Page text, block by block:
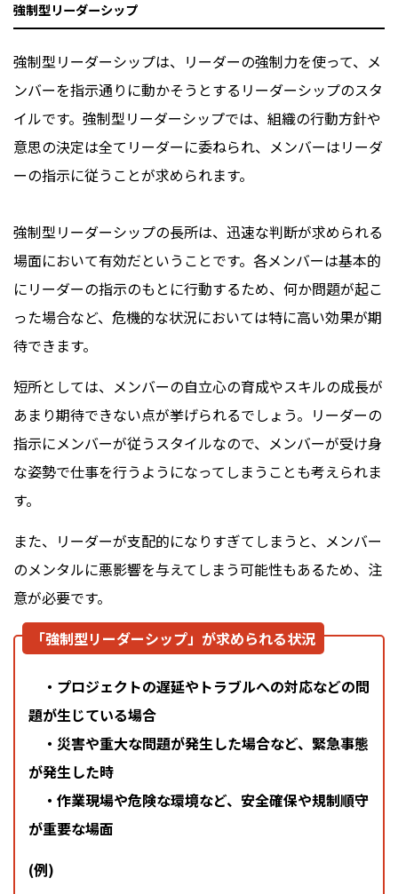
強制型リーダーシップ
強制型リーダーシップは、リーダーの強制力を使って、メ
ンバーを指示通りに動かそうとするリーダーシップのスタ
イルです。強制型リーダーシップでは、組織の行動方針や
意思の決定は全てリーダーに委ねられ、メンバーはリーダ
ーの指示に従うことが求められます。
強制型リーダーシップの長所は、迅速な判断が求められる
場面において有効だということです。各メンバーは基本的
にリーダーの指示のもとに行動するため、何か問題が起こ
った場合など、危機的な状況においては特に高い効果が期
待できます。
短所としては、メンバーの自立心の育成やスキルの成長が
あまり期待できない点が挙げられるでしょう。リーダーの
指示にメンバーが従うスタイルなので、メンバーが受け身
な姿勢で仕事を行うようになってしまうことも考えられま
す。
また、リーダーが支配的になりすぎてしまうと、メンバー
のメンタルに悪影響を与えてしまう可能性もあるため、注
意が必要です。
「強制型リーダーシップ」が求められる状況
・プロジェクトの遅延やトラブルへの対応などの問
題が生じている場合
・災害や重大な問題が発生した場合など、緊急事態
が発生した時
・作業現場や危険な環境など、安全確保や規制順守
が重要な場面
(例)